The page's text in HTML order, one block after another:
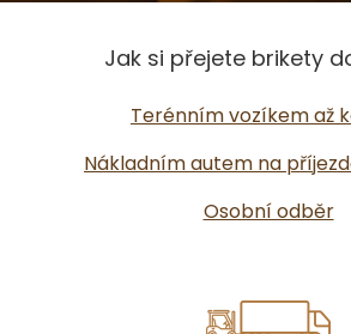
Jak si přejete brikety
Terénním vozíkem až
Nákladním autem na
Osobní odběr